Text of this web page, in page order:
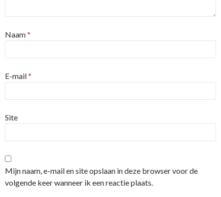
Naam*
E-mail*
Site
Mijn naam, e-mail en site opslaan in deze browser voor de
volgende keer wanneer ik een reactie plaats.